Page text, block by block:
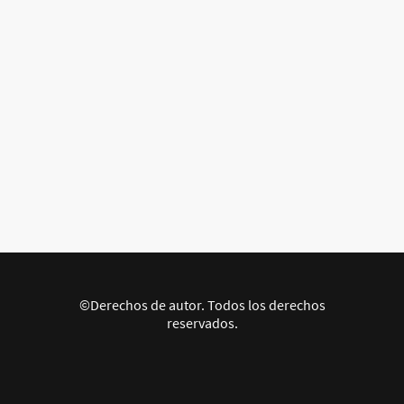
©Derechos de autor. Todos los derechos
reservados.